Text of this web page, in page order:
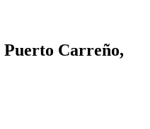
Puerto Carreño,